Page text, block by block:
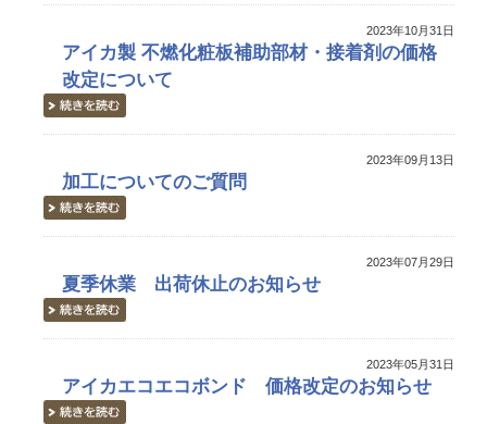
2023年10月31日
アイカ製 不燃化粧板補助部材・接着剤の価格
改定について
2023年09月13日
加工についてのご質問
2023年07月29日
夏季休業 出荷休止のお知らせ
2023年05月31日
アイカエコエコボンド 価格改定のお知らせ